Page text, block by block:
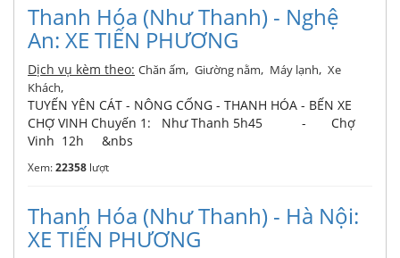
Thanh Hóa (Như Thanh) - Nghệ
An: XE TIẾN PHƯƠNG
Dịch vụ kèm theo: Chăn ấm, Giường nằm, Máy lạnh, Xe
Khách,
TUYẾN YÊN CÁT - NÔNG CỐNG - THANH HÓA - BẾN XE
CHỢ VINH Chuyến 1: Như Thanh 5h45 - Chợ
Vinh 12h &nbs
Xem:22358 lượt
Thanh Hóa (Như Thanh) - Hà Nội:
XE TIẾN PHƯƠNG